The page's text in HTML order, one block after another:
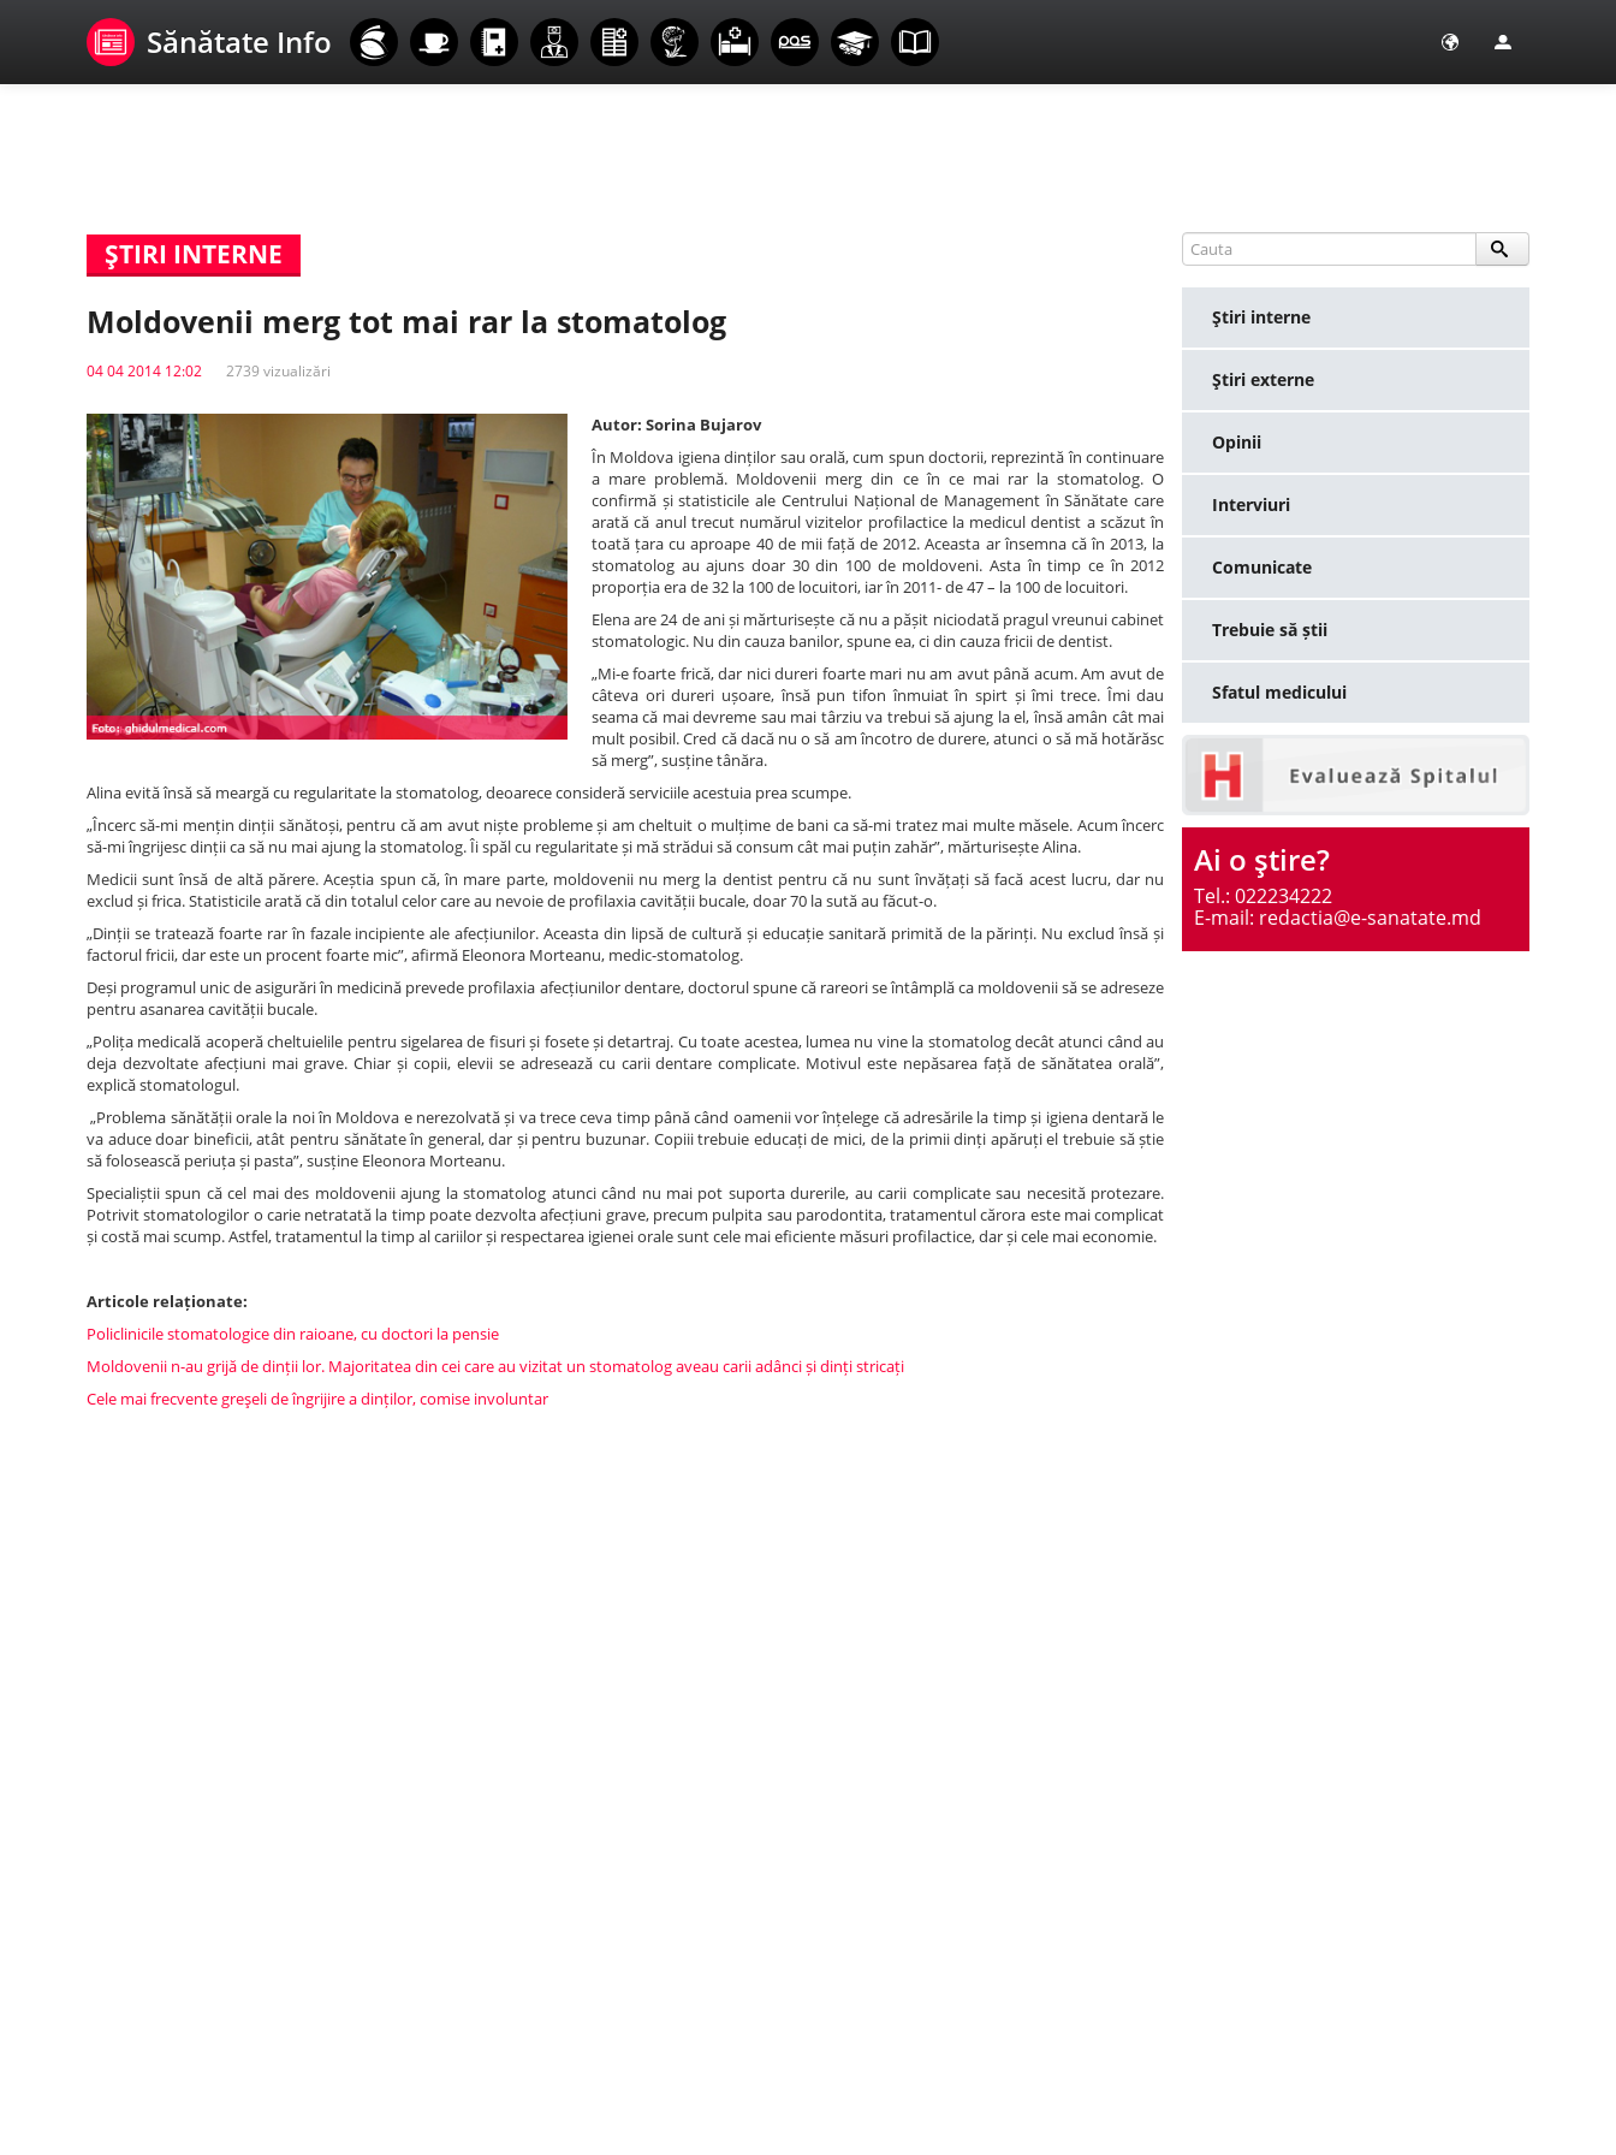
Sănătate Info
ŞTIRI INTERNE
Moldovenii merg tot mai rar la stomatolog
04 04 2014 12:02 2739 vizualizări
Autor: Sorina Bujarov
În Moldova igiena dinților sau orală, cum spun doctorii, reprezintă în continuare
a mare problemă. Moldovenii merg din ce în ce mai rar la stomatolog. O
confirmă și statisticile ale Centrului Național de Management în Sănătate care
arată că anul trecut numărul vizitelor profilactice la medicul dentist a scăzut în
toată țara cu aproape 40 de mii față de 2012. Aceasta ar însemna că în 2013, la
stomatolog au ajuns doar 30 din 100 de moldoveni. Asta în timp ce în 2012
proporția era de 32 la 100 de locuitori, iar în 2011- de 47 – la 100 de locuitori.
Elena are 24 de ani și mărturisește că nu a pășit niciodată pragul vreunui cabinet
stomatologic. Nu din cauza banilor, spune ea, ci din cauza fricii de dentist.
„Mi-e foarte frică, dar nici dureri foarte mari nu am avut până acum. Am avut de
câteva ori dureri ușoare, însă pun tifon înmuiat în spirt și îmi trece. Îmi dau
seama că mai devreme sau mai târziu va trebui să ajung la el, însă amân cât mai
mult posibil. Cred că dacă nu o să am încotro de durere, atunci o să mă hotărăsc
să merg”, susține tânăra.
Alina evită însă să meargă cu regularitate la stomatolog, deoarece consideră serviciile acestuia prea scumpe.
„Încerc să-mi mențin dinții sănătoși, pentru că am avut niște probleme și am cheltuit o mulțime de bani ca să-mi tratez mai multe măsele. Acum încerc
să-mi îngrijesc dinții ca să nu mai ajung la stomatolog. Îi spăl cu regularitate și mă strădui să consum cât mai puțin zahăr”, mărturisește Alina.
Medicii sunt însă de altă părere. Aceștia spun că, în mare parte, moldovenii nu merg la dentist pentru că nu sunt învățați să facă acest lucru, dar nu
exclud și frica. Statisticile arată că din totalul celor care au nevoie de profilaxia cavității bucale, doar 70 la sută au făcut-o.
„Dinții se tratează foarte rar în fazale incipiente ale afecțiunilor. Aceasta din lipsă de cultură și educație sanitară primită de la părinți. Nu exclud însă și
factorul fricii, dar este un procent foarte mic”, afirmă Eleonora Morteanu, medic-stomatolog.
Deși programul unic de asigurări în medicină prevede profilaxia afecțiunilor dentare, doctorul spune că rareori se întâmplă ca moldovenii să se adreseze
pentru asanarea cavității bucale.
„Polița medicală acoperă cheltuielile pentru sigelarea de fisuri și fosete și detartraj. Cu toate acestea, lumea nu vine la stomatolog decât atunci când au
deja dezvoltate afecțiuni mai grave. Chiar și copii, elevii se adresează cu carii dentare complicate. Motivul este nepăsarea față de sănătatea orală”,
explică stomatologul.
„Problema sănătății orale la noi în Moldova e nerezolvată și va trece ceva timp până când oamenii vor înțelege că adresările la timp și igiena dentară le
va aduce doar bineficii, atât pentru sănătate în general, dar și pentru buzunar. Copiii trebuie educați de mici, de la primii dinți apăruți el trebuie să știe
să folosească periuța și pasta”, susține Eleonora Morteanu.
Specialiștii spun că cel mai des moldovenii ajung la stomatolog atunci când nu mai pot suporta durerile, au carii complicate sau necesită protezare.
Potrivit stomatologilor o carie netratată la timp poate dezvolta afecțiuni grave, precum pulpita sau parodontita, tratamentul cărora este mai complicat
și costă mai scump. Astfel, tratamentul la timp al cariilor și respectarea igienei orale sunt cele mai eficiente măsuri profilactice, dar și cele mai economie.
Articole relaționate:
Policlinicile stomatologice din raioane, cu doctori la pensie
Moldovenii n-au grijă de dinții lor. Majoritatea din cei care au vizitat un stomatolog aveau carii adânci și dinți stricați
Cele mai frecvente greşeli de îngrijire a dinților, comise involuntar
Ştiri interne
Ştiri externe
Opinii
Interviuri
Comunicate
Trebuie să știi
Sfatul medicului
Ai o ştire?
Tel.: 022234222
E-mail: redactia@e-sanatate.md